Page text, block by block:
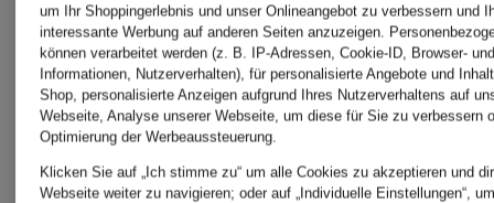
um Ihr Shoppingerlebnis und unser Onlineangebot zu verbessern und
interessante Werbung auf anderen Seiten anzuzeigen.
können verarbeitet werden (z. B. IP-Adressen, Cookie-ID, Browser-
Informationen, Nutzerverhalten), für personalisierte Angebote und
Shop, personalisierte Anzeigen aufgrund Ihres Nutzerverhaltens auf
Webseite, Analyse unserer Webseite, um diese für Sie zu verbessern
Optimierung der Werbeaussteuerung.
Klicken Sie auf „Ich stimme zu“ um alle Cookies zu akzeptieren und
Webseite weiter zu navigieren; oder auf „Individuelle Einstellungen“,